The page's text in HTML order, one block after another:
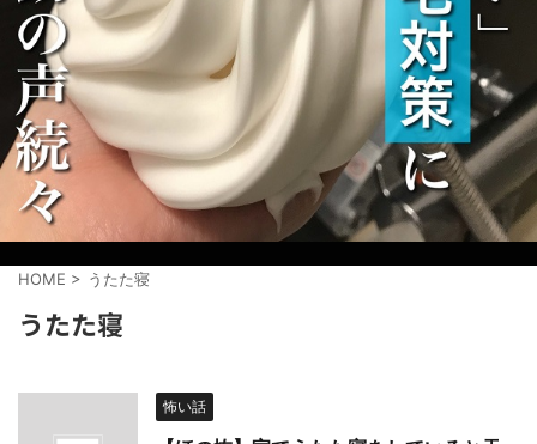
HOME > うたた寝
うたた寝
怖い話